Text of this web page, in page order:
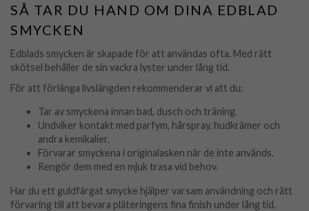
SÅ TAR DU HAND OM DINA EDBLAD
SMYCKEN
Edblads smycken är skapade för att användas ofta. Med rätt
skötsel behåller de sin vackra lyster under lång tid.
För att förlänga livslängden rekommenderar vi att du:
Tar av smyckena innan bad, dusch och träning.
Undviker kontakt med parfym, hårspray, hudkrämer och
andra kemikalier.
Förvarar smyckena i originalasken när de inte används.
Rengör dem med en mjuk trasa vid behov.
Har du ett guldfärgat smycke hjälper varsam användning och rätt
förvaring till att bevara pläteringens fina finish under lång tid.